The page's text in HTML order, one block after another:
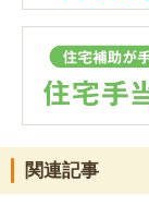
関連記事